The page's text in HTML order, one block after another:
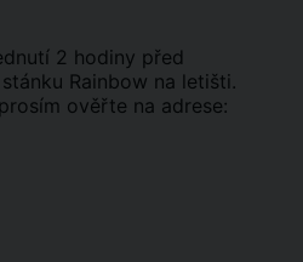
2 hodiny před
Rainbow na letišti.
ověřte na adrese: